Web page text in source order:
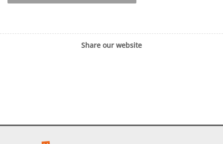
Share our website